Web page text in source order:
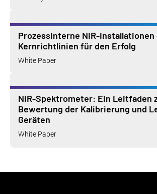
Prozessinterne NIR-Installationen
Kernrichtlinien für den Erfolg
White Paper
NIR-Spektrometer: Ein Leitfaden
Bewertung der Kalibrierung und
Geräten
White Paper